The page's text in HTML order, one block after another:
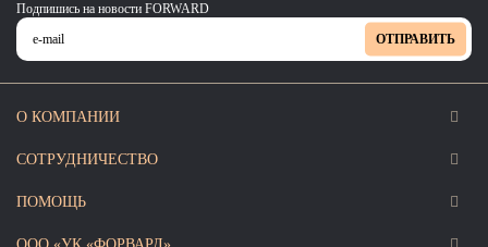
Подпишись на новости FORWARD
ОТПРАВИТЬ
О КОМПАНИИ
СОТРУДНИЧЕСТВО
ПОМОЩЬ